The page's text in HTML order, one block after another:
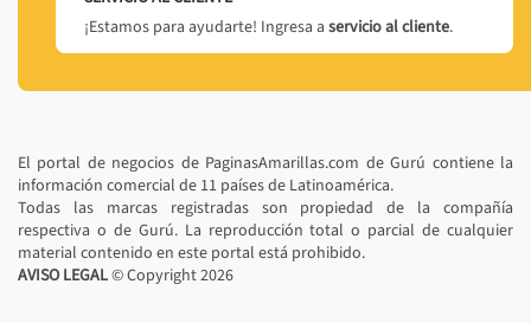
¡Estamos para ayudarte! Ingresa a servicio al cliente.
El portal de negocios de PaginasAmarillas.com de Gurú contiene la
información comercial de 11 países de Latinoamérica.
Todas las marcas registradas son propiedad de la compañía
respectiva o de Gurú. La reproducción total o parcial de cualquier
material contenido en este portal está prohibido.
AVISO LEGAL© Copyright2026